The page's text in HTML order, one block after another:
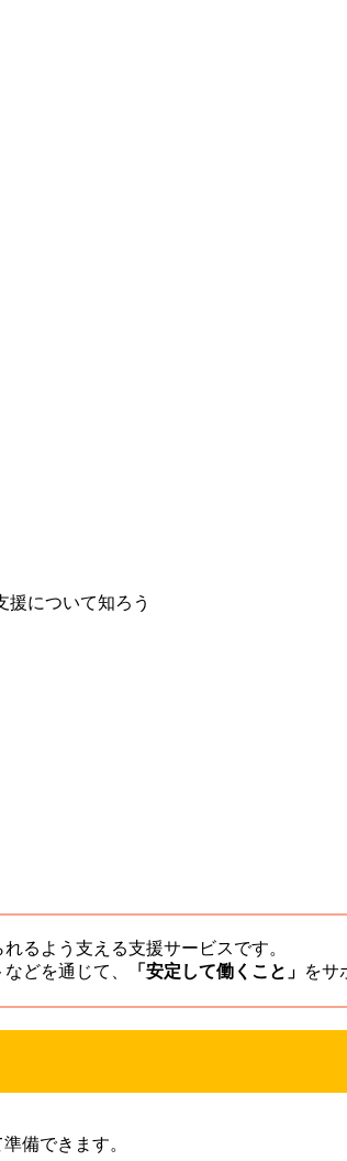
援について知ろう
るよう支える支援サービスです。
どを通じて、
「安定して働くこと」 をサ
備できます。